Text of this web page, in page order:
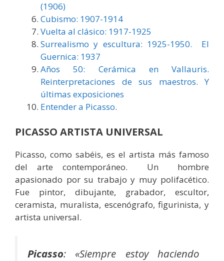
(1906)
Cubismo: 1907-1914
Vuelta al clásico: 1917-1925
Surrealismo y escultura: 1925-1950. El
Guernica: 1937
Años 50: Cerámica en Vallauris.
Reinterpretaciones de sus maestros. Y
últimas exposiciones
Entender a Picasso.
PICASSO ARTISTA UNIVERSAL
Picasso, como sabéis, es el artista más famoso
del arte contemporáneo. Un hombre
apasionado por su trabajo y muy polifacético.
Fue pintor, dibujante, grabador, escultor,
ceramista, muralista, escenógrafo, figurinista, y
artista universal.
Picasso: «Siempre estoy haciendo